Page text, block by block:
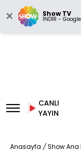
Show TV
İNDİR -
CANLI
YAYIN
Anasayfa / Show Ana